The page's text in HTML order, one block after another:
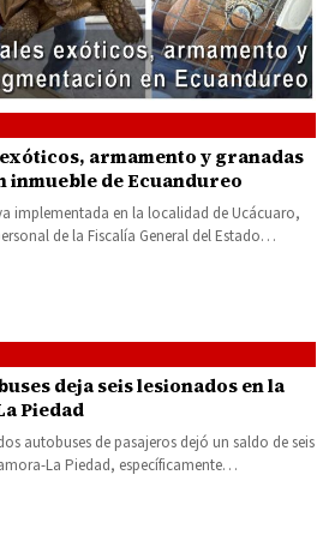
armamento y granadas
inmueble de Ecuandureo
implementada en la localidad de Ucácuaro,
de la Fiscalía General del Estado…
deja seis lesionados en la
Piedad
autobuses de pasajeros dejó un saldo de seis
La Piedad, específicamente…